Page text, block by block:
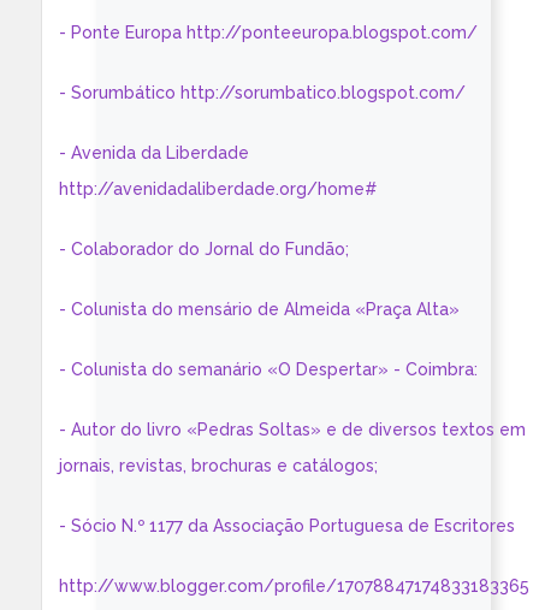
- Ponte Europa http://ponteeuropa.blogspot.com/
- Sorumbático http://sorumbatico.blogspot.com/
- Avenida da Liberdade
http://avenidadaliberdade.org/home#
- Colaborador do Jornal do Fundão;
- Colunista do mensário de Almeida «Praça Alta»
- Colunista do semanário «O Despertar» - Coimbra:
- Autor do livro «Pedras Soltas» e de diversos textos em
jornais, revistas, brochuras e catálogos;
- Sócio N.º 1177 da Associação Portuguesa de Escritores
http://www.blogger.com/profile/17078847174833183365